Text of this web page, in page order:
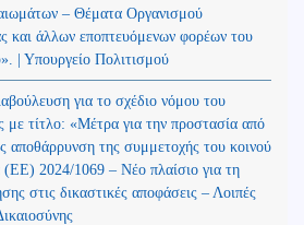
– Θέματα Οργανισμού
και άλλων εποπτευόμενων φορέων του
| Υπουργείο Πολιτισμού
για το σχέδιο νόμου του
με τίτλο: «Μέτρα για την προστασία από
αποθάρρυνση της συμμετοχής του κοινού
2024/1069 – Νέο πλαίσιο για τη
στις δικαστικές αποφάσεις – Λοιπές